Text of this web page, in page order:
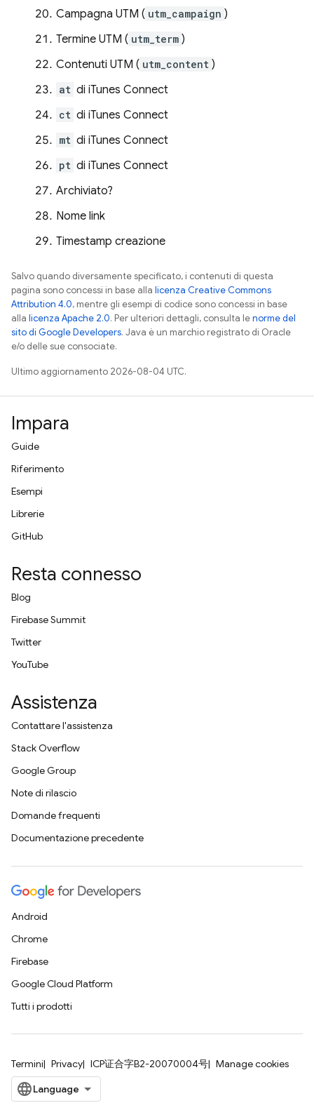
Campagna UTM ( utm_campaign )
Termine UTM ( utm_term )
Contenuti UTM ( utm_content )
at di iTunes Connect
ct di iTunes Connect
mt di iTunes Connect
pt di iTunes Connect
Archiviato?
Nome link
Timestamp creazione
Salvo quando diversamente specificato, i contenuti di questa
pagina sono concessi in base alla licenza Creative Commons
Attribution 4.0, mentre gli esempi di codice sono concessi in base
alla licenza Apache 2.0. Per ulteriori dettagli, consulta lenorme del
sito di Google Developers. Java è un marchio registrato di Oracle
e/o delle sue consociate.
Ultimo aggiornamento 2026-08-04 UTC.
Impara
Guide
Riferimento
Esempi
Librerie
GitHub
Resta connesso
Blog
Firebase Summit
Twitter
YouTube
Assistenza
Contattare l'assistenza
Stack Overflow
Google Group
Note di rilascio
Domande frequenti
Documentazione precedente
Android
Chrome
Firebase
Google Cloud Platform
Tutti i prodotti
Termini Privacy ICP证合字B2-20070004号 Manage cookies